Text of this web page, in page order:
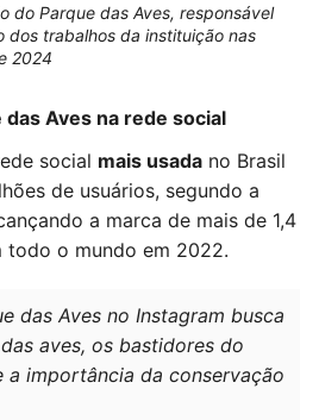
do Parque das Aves, responsável
dos trabalhos da instituição nas
2024
Aves na rede social
social mais usada no Brasil
de usuários, segundo a
a marca de mais de 1,4
todo o mundo em 2022.
das Aves no Instagram busca
aves, os bastidores do
a importância da conservação